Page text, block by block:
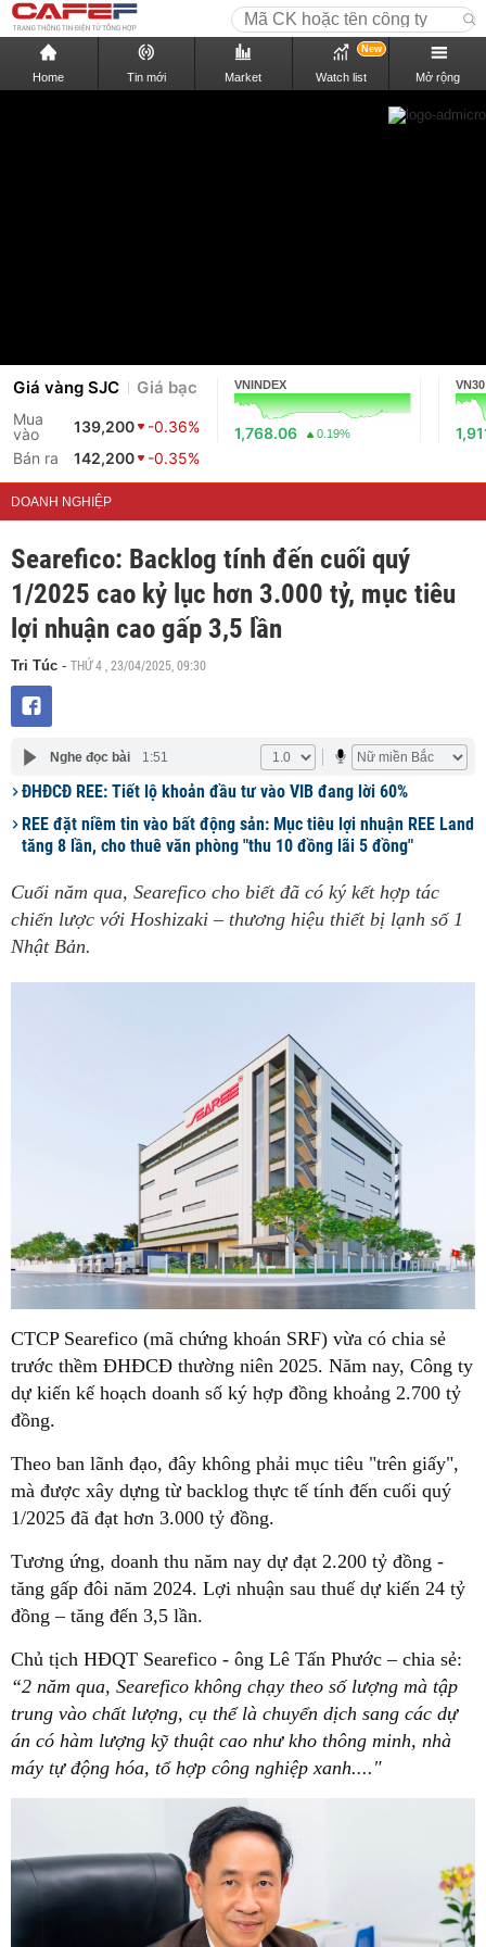
Home Tin mới Market Watch list
New
Mở rộng
Giá vàng SJC Giá bạc
Mua
vào
139,200
-0.36%
Bán ra
142,200 -0.35%
VNINDEX
1,768.06 0.19%
VN30
DOANH NGHIỆP
Searefico: Backlog tính đến cuối quý
1/2025 cao kỷ lục hơn 3.000 tỷ, mục tiêu
lợi nhuận cao gấp 3,5 lần
Tri Túc - THỨ 4 , 23/04/2025, 09:30
Nghe đọc bài 1:51
ĐHĐCĐ REE: Tiết lộ khoản đầu tư vào VIB đang lời 60%
REE đặt niềm tin vào bất động sản: Mục tiêu lợi nhuận REE Land
tăng 8 lần, cho thuê văn phòng "thu 10 đồng lãi 5 đồng"
Cuối năm qua, Searefico cho biết đã có ký kết hợp tác
chiến lược với Hoshizaki – thương hiệu thiết bị lạnh số 1
Nhật Bản.
CTCP Searefico (mã chứng khoán SRF) vừa có chia sẻ
trước thềm ĐHĐCĐ thường niên 2025. Năm nay, Công ty
dự kiến kế hoạch doanh số ký hợp đồng khoảng 2.700 tỷ
đồng.
Theo ban lãnh đạo, đây không phải mục tiêu "trên giấy",
mà được xây dựng từ backlog thực tế tính đến cuối quý
1/2025 đã đạt hơn 3.000 tỷ đồng.
Tương ứng, doanh thu năm nay dự đạt 2.200 tỷ đồng -
tăng gấp đôi năm 2024. Lợi nhuận sau thuế dự kiến 24 tỷ
đồng – tăng đến 3,5 lần.
Chủ tịch HĐQT Searefico - ông Lê Tấn Phước – chia sẻ:
“2 năm qua, Searefico không chạy theo số lượng mà tập
trung vào chất lượng, cụ thể là chuyển dịch sang các dự
án có hàm lượng kỹ thuật cao như kho thông minh, nhà
máy tự động hóa, tổ hợp công nghiệp xanh...."